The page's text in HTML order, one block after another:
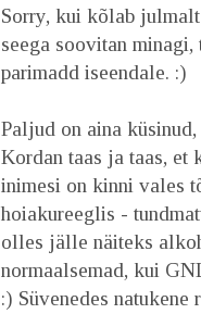
Sorry, kui kõlab
seega soovitan
parimadd iseendale. :)
Paljud on aina
Kordan taas ja taas, et
inimesi on kinni vales
hoiakureeglis -
olles jälle näiteks
normaalsemad, kui
:) Süvenedes